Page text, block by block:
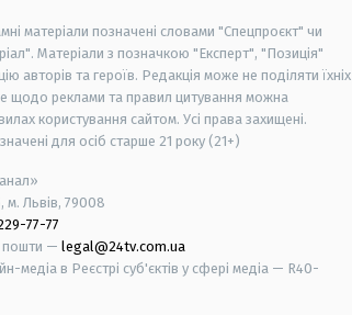
матеріали позначені словами "Спецпроєкт" чи
Матеріали з позначкою "Експерт", "Позиція"
авторів та героїв. Редакція може не поділяти їхніх
щодо реклами та правил цитування можна
користування сайтом. Усі права захищені.
для осіб старше 21 року (21+)
м. Львів, 79008
77-77
пошти — legal@24tv.com.ua
медіа в Реєстрі суб'єктів у сфері медіа — R40-